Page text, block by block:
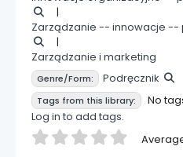
Zarządzanie -- innowacje --
Zarządzanie i marketing
Genre/Form: Podręcznik
Tags from this library:
No
Log in to add tags.
Star ratings